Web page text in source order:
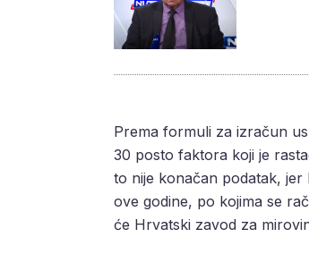
Prema formuli za izračun
30 posto faktora koji je
to nije konačan podatak, jer
ove godine, po kojima se
će Hrvatski zavod za